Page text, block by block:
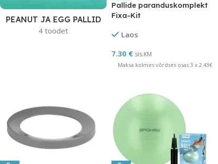
PEANUT JA EGG PALLID
4 toodet
Pallide paranduskomplekt
Fixa-Kit
Laos
7.30 € sis.KM
Maksa kolmes võrdses osas 3 x 2.43€